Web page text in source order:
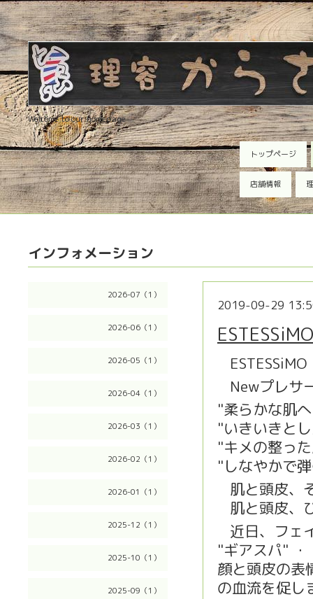
Welcome to our homepage
トップページ
店舗情報
2026-07（1）
2026-06（1）
2026-05（1）
2026-04（1）
2026-03（1）
2026-02（1）
2026-01（1）
2025-12（1）
2025-10（1）
2025-09（1）
インフォメーション
2019-09-29
Newプレサ
"柔らかな肌
"いきいきと
"キメの整っ
"しなやかで
肌と頭皮、
肌と頭皮、
近日、フェ
"ギアスパ" ・
顔と頭皮の表
の血流を促し